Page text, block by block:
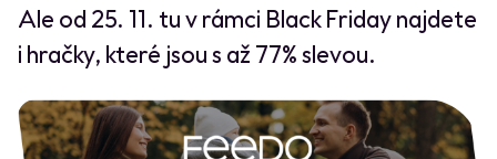
Ale od 25. 11. tu v rámci Black Friday najdete
i hračky, které jsou s až 77% slevou.